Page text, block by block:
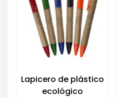
Lapicero de plástico
ecológico